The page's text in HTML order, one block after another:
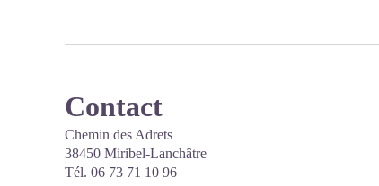
Contact
Chemin des Adrets
38450 Miribel-Lanchâtre
Tél. 06 73 71 10 96